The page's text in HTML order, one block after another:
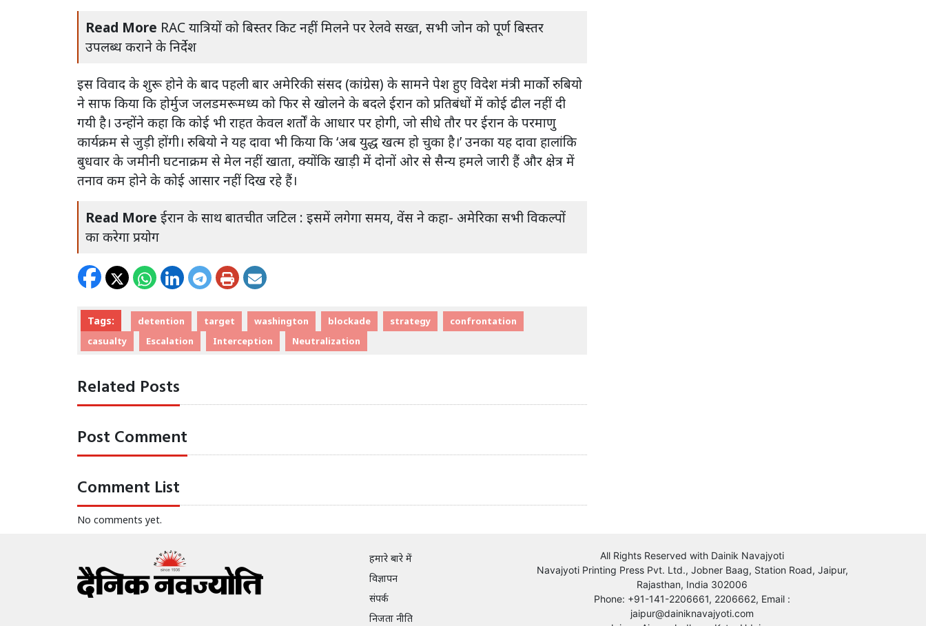
Read More RAC यात्रियों को बिस्तर किट नहीं मिलने पर रेलवे सख्त, सभी जोन को पूर्ण बिस्तर
उपलब्ध कराने के निर्देश
इस विवाद के शुरू होने के बाद पहली बार अमेरिकी संसद (कांग्रेस) के सामने पेश हुए विदेश मंत्री मार्को रुबियो
ने साफ किया कि होर्मुज जलडमरूमध्य को फिर से खोलने के बदले ईरान को प्रतिबंधों में कोई ढील नहीं दी
गयी है। उन्होंने कहा कि कोई भी राहत केवल शर्तों के आधार पर होगी, जो सीधे तौर पर ईरान के परमाणु
कार्यक्रम से जुड़ी होंगी। रुबियो ने यह दावा भी किया कि ‘अब युद्ध खत्म हो चुका है।’ उनका यह दावा हालांकि
बुधवार के जमीनी घटनाक्रम से मेल नहीं खाता, क्योंकि खाड़ी में दोनों ओर से सैन्य हमले जारी हैं और क्षेत्र में
तनाव कम होने के कोई आसार नहीं दिख रहे हैं।
Read More ईरान के साथ बातचीत जटिल : इसमें लगेगा समय, वेंस ने कहा- अमेरिका सभी विकल्पों
का करेगा प्रयोग
Tags: detention target washington blockade strategy
confrontation
casualty
Escalation Interception Neutralization
Related Posts
Post Comment
Comment List
No comments yet.
हमारे बारे में
विज्ञापन
संपर्क
निजता नीति
All Rights Reserved with Dainik Navajyoti
Navajyoti Printing Press Pvt. Ltd., Jobner Baag, Station Road, Jaipur,
Rajasthan, India 302006
Phone: +91-141-2206661, 2206662, Email :
jaipur@dainiknavajyoti.com